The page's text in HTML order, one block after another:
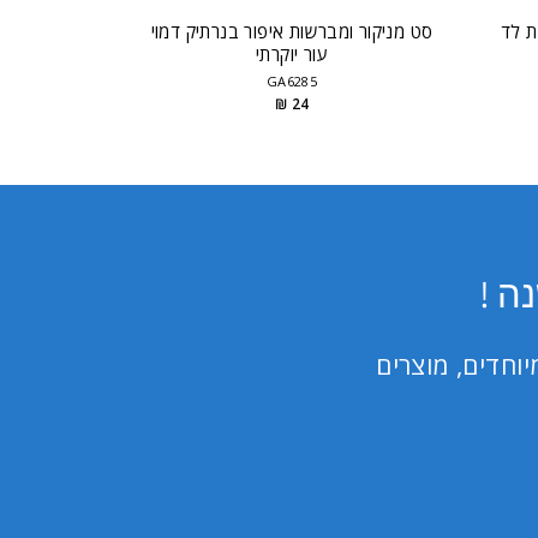
סט מניקור ומברשות איפור בנרתיק דמוי
עור יוקרתי
GA6285
24 ₪
לד
!
מוצרים